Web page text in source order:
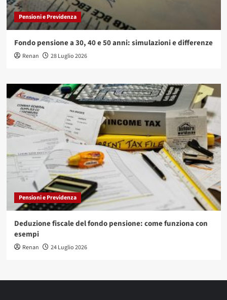
Pensioni e Previdenza
Fondo pensione a 30, 40 e 50 anni: simulazioni e differenze
Renan 28 Luglio 2026
Pensioni e Previdenza
Deduzione fiscale del fondo pensione: come funziona con
esempi
Renan 24 Luglio 2026